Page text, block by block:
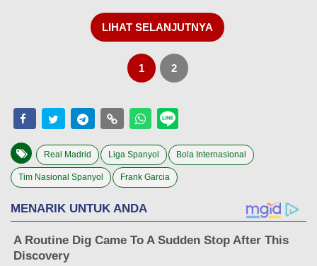
LIHAT SELANJUTNYA
1 2
Real Madrid Liga Spanyol Bola Internasional
Tim Nasional Spanyol Frank Garcia